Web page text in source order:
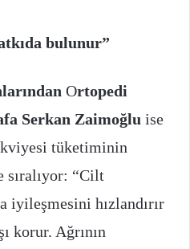
bulunur”
Ortopedi
Serkan Zaimoğlu ise
tüketiminin
sıralıyor: “Cilt
iyileşmesini hızlandırır
korur. Ağrının